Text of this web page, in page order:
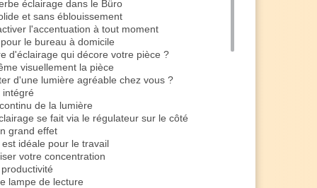
éclairage dans le Büro
et sans éblouissement
l'accentuation à tout moment
le bureau à domicile
d'éclairage qui décore votre pièce ?
visuellement la pièce
d'une lumière agréable chez vous ?
intégré
de la lumière
se fait via le régulateur sur le côté
grand effet
idéale pour le travail
votre concentration
lampe de lecture